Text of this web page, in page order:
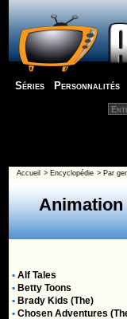
Séries Personnalités
Accueil > Encyclopédie > Par
Animation
• Alf Tales
• Betty Toons
• Brady Kids (The)
• Chosen Adventures